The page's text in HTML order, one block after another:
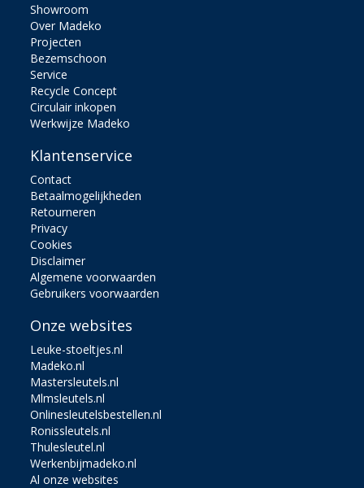
Showroom
Over Madeko
Projecten
Bezemschoon
Service
Recycle Concept
Circulair inkopen
Werkwijze Madeko
Klantenservice
Contact
Betaalmogelijkheden
Retourneren
Privacy
Cookies
Disclaimer
Algemene voorwaarden
Gebruikers voorwaarden
Onze websites
Leuke-stoeltjes.nl
Madeko.nl
Mastersleutels.nl
Mlmsleutels.nl
Onlinesleutelsbestellen.nl
Ronissleutels.nl
Thulesleutel.nl
Werkenbijmadeko.nl
Al onze websites